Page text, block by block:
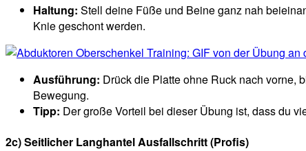
Haltung: Stell deine Füße und Beine ganz nah
Knie geschont werden.
Ausführung: Drück die Platte ohne Ruck nach vorne,
Bewegung.
Tipp: Der große Vorteil bei dieser Übung ist, dass du
2c) Seitlicher Langhantel Ausfallschritt (Profis)